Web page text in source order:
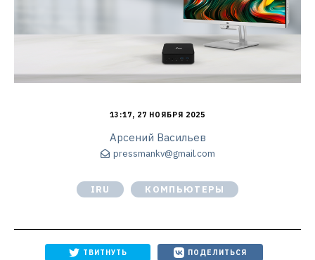
13:17, 27 НОЯБРЯ 2025
Арсений Васильев
pressmankv@gmail.com
IRU КОМПЬЮТЕРЫ
ТВИТНУТЬ ПОДЕЛИТЬСЯ